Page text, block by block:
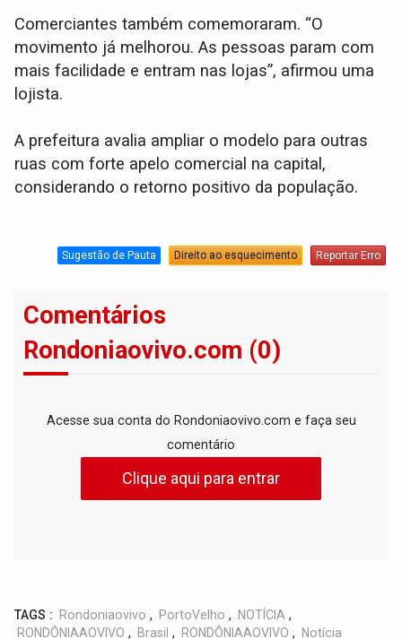
Comerciantes também comemoraram. “O
movimento já melhorou. As pessoas param com
mais facilidade e entram nas lojas”, afirmou uma
lojista.
A prefeitura avalia ampliar o modelo para outras
ruas com forte apelo comercial na capital,
considerando o retorno positivo da população.
Sugestão de Pauta Direito ao esquecimento Reportar Erro
Comentários
Rondoniaovivo.com (0)
Acesse sua conta do Rondoniaovivo.com e faça seu
comentário
Clique aqui para entrar
TAGS : Rondoniaovivo , PortoVelho , NOTÍCIA ,
RONDÔNIAAOVIVO , Brasil , RONDÔNIAAOVIVO , Notícia